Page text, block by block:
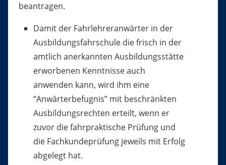
beantragen.
Damit der Fahrlehreranwärter in der
Ausbildungsfahrschule die frisch in der
amtlich anerkannten Ausbildungsstätte
erworbenen Kenntnisse auch
anwenden kann, wird ihm eine
“Anwärterbefugnis” mit beschränkten
Ausbildungsrechten erteilt, wenn er
zuvor die fahrpraktische Prüfung und
die Fachkundeprüfung jeweils mit Erfolg
abgelegt hat.